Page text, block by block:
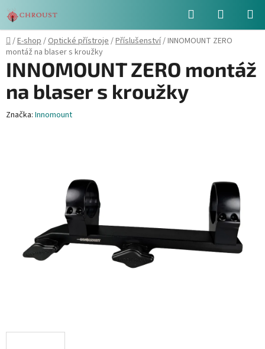
na
obsah
Hledat
KOŠÍK
Domů
/E-shop/Optické přístroje/Příslušenství/INNOMOUNT ZERO
montáž na blaser s kroužky
INNOMOUNT ZERO montáž
na blaser s kroužky
Značka: Innomount